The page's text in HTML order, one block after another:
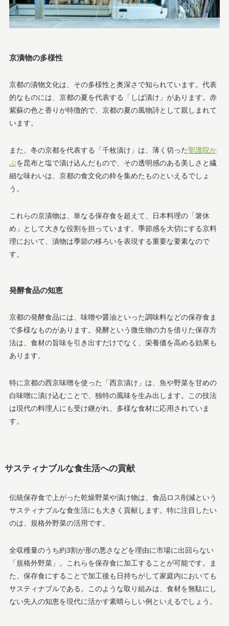
京漬物の多様性
京都の漬物文化は、その多様性と奥深さで知られています。代表
的なものには、京都の夏を代表する「しば漬け」があります。赤
紫蘇の色と香りが特徴的で、京都の夏の風物詩として親しまれて
います。
また、冬の京都を代表する「千枚漬け」は、薄く切った聖護院か
ぶを昆布と塩で漬け込んだもので、その透明感のある美しさと繊
細な味わいは、京都の食文化の粋を集めたものといえるでしょ
う。
これらの京漬物は、単なる保存食を超えて、日本料理の「箸休
め」として大きな役割を担っています。季節感を大切にする京料
理において、漬物は季節の移ろいを表現する重要な要素なので
す。
発酵食品の知恵
京都の発酵食品には、味噌や醤油といった調味料などの保存食ま
で多様なものがあります。発酵という微生物の力を借りた保存方
法は、食材の旨味を引き出すだけでなく、栄養価を高める効果も
あります。
特に京都の西京味噌を使った「西京漬け」は、魚や野菜を甘めの
白味噌に漬け込むことで、独特の風味を生み出します。この技法
は現代の料理人にも受け継がれ、多様な食材に応用されていま
す。
サスティナブルな食生活への貢献
伝統保存食で上がった乾燥野菜や漬け物は、食品ロス削減という
サスティナブルな食生活にも大きく貢献します。特に注目したい
のは、規格外野菜の活用です。
全収穫量のうち約3割が形の悪さなどを理由に市場に出回らない
「規格外野菜」。これらを保存食に加工することが可能です。ま
た、保存食にすることで加工後も日持ちがして家庭内においても
サスティナブルである。このような取り組みは、食材を無駄にし
ない先人の知恵を現代に活かす素晴らしい例といえるでしょう。